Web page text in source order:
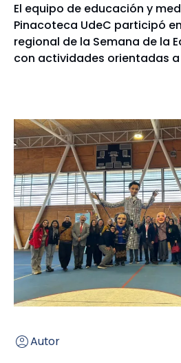
El equipo de educación y
Pinacoteca UdeC participó
regional de la Semana de la
con actividades orientadas
Autor